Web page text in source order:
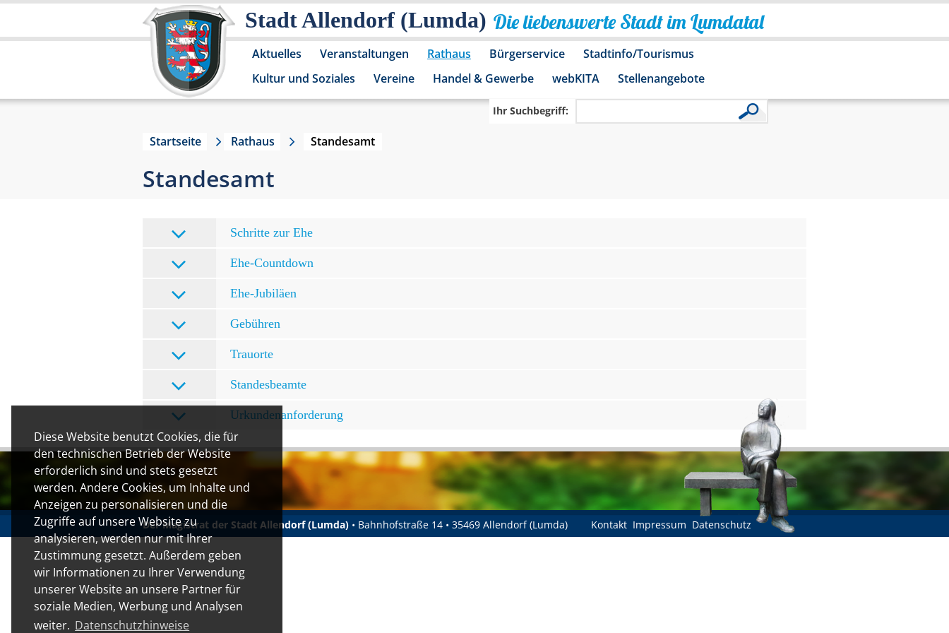
Diese Website benutzt Cookies, die für
den technischen Betrieb der Website
erforderlich sind und stets gesetzt
werden. Andere Cookies, um Inhalte und
Anzeigen zu personalisieren und die
Zugriffe auf unsere Website zu
analysieren, werden nur mit Ihrer
Zustimmung gesetzt. Außerdem geben
wir Informationen zu Ihrer Verwendung
unserer Website an unsere Partner für
soziale Medien, Werbung und Analysen
weiter. Datenschutzhinweise
Stadt Allendorf (Lumda) Die liebenswerte Stadt im Lumdatal
Aktuelles Veranstaltungen Rathaus Bürgerservice
Stadtinfo/Tourismus
Kultur und Soziales
Vereine Handel & Gewerbe webKITA Stellenangebote
Ihr Suchbegriff:
Startseite Rathaus Standesamt
Standesamt
Schritte zur Ehe
Ehe-Countdown
Ehe-Jubiläen
Gebühren
Trauorte
Standesbeamte
Urkundenanforderung
Der Magistrat der Stadt Allendorf (Lumda) • Bahnhofstraße 14 • 35469 Allendorf (Lumda) Kontakt Impressum Datenschutz